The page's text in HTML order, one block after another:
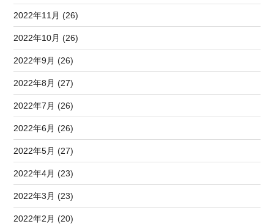
2022年11月 (26)
2022年10月 (26)
2022年9月 (26)
2022年8月 (27)
2022年7月 (26)
2022年6月 (26)
2022年5月 (27)
2022年4月 (23)
2022年3月 (23)
2022年2月 (20)